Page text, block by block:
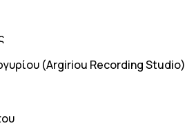
(Argiriou Recording Studio)